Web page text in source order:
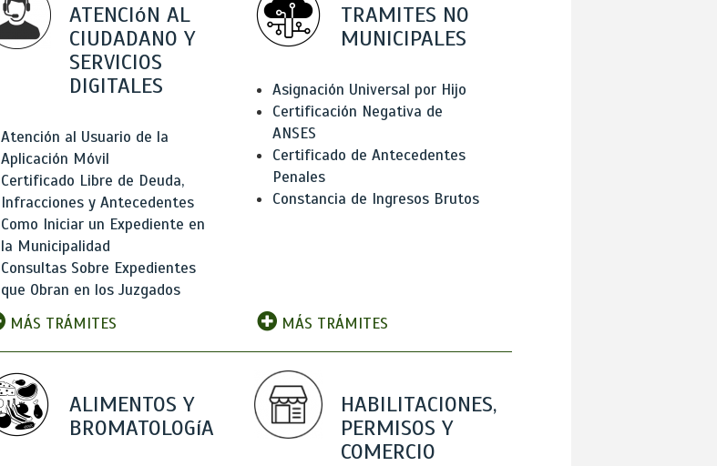
ATENCIóN AL
CIUDADANO Y
SERVICIOS
DIGITALES
Atención al Usuario de la
Aplicación Móvil
Certificado Libre de Deuda,
Infracciones y Antecedentes
Como Iniciar un Expediente en
la Municipalidad
Consultas Sobre Expedientes
que Obran en los Juzgados
MÁS TRÁMITES
TRAMITES NO
MUNICIPALES
Asignación Universal por Hijo
Certificación Negativa de
ANSES
Certificado de Antecedentes
Penales
Constancia de Ingresos Brutos
MÁS TRÁMITES
ALIMENTOS Y
BROMATOLOGíA
HABILITACIONES,
PERMISOS Y
COMERCIO